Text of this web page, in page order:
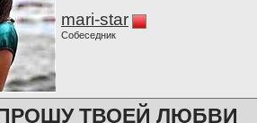
mari-star
Собеседник
ТВОЕЙ ЛЮБВИ